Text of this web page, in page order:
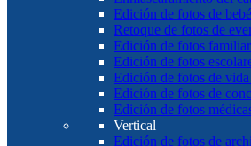
Edición de fotos de
Retoque de fotos de
Edición de fotos
Edición de fotos
Edición de fotos de
Edición de fotos de
Edición de fotos
Vertical
Edición de fotos de